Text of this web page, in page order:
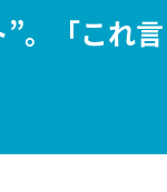
。「これ